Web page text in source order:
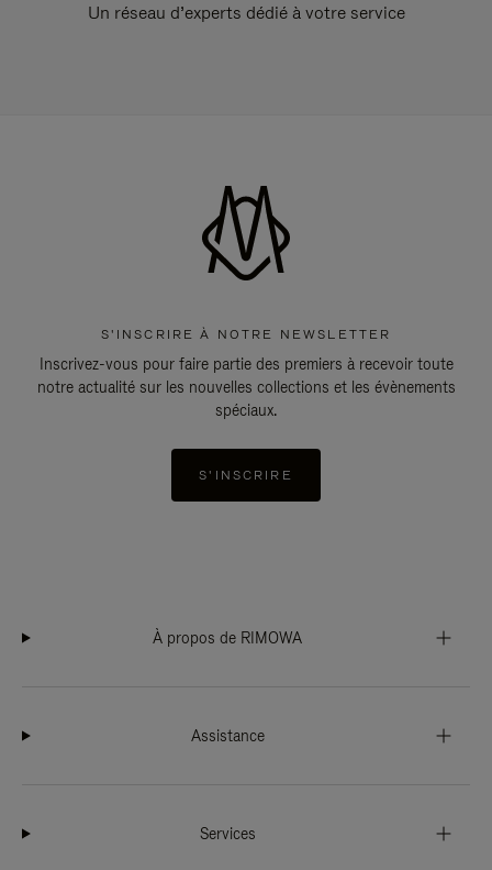
Un réseau d’experts dédié à votre service
S'INSCRIRE À NOTRE NEWSLETTER
Inscrivez-vous pour faire partie des premiers à recevoir toute
notre actualité sur les nouvelles collections et les évènements
spéciaux.
S'INSCRIRE
À propos de RIMOWA
Assistance
Services